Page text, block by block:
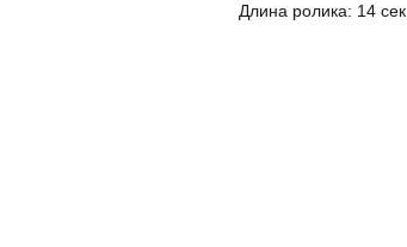
Длина ролика: 14 сек